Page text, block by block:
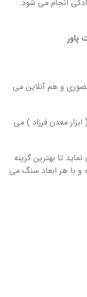
انجام می شود.
و هم آنلاین می
معدن فرزاد ) می
تا بهترین گزینه
و با هر ابعاد سنگ می